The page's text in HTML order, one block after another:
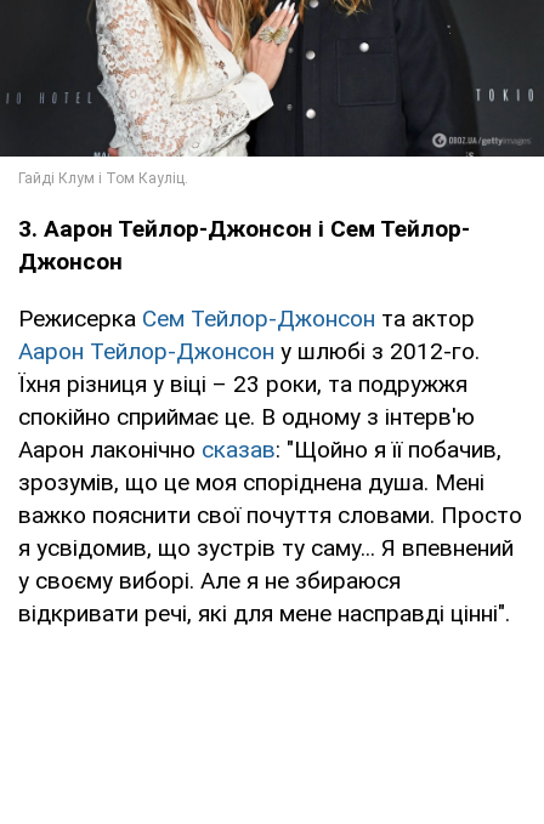
3. Аарон Тейлор-Джонсон і Сем Тейлор-
Джонсон
Режисерка Сем Тейлор-Джонсон та актор
Аарон Тейлор-Джонсон у шлюбі з 2012-го.
Їхня різниця у віці – 23 роки, та подружжя
спокійно сприймає це. В одному з інтерв'ю
Аарон лаконічно сказав: "Щойно я її побачив,
зрозумів, що це моя споріднена душа. Мені
важко пояснити свої почуття словами. Просто
я усвідомив, що зустрів ту саму... Я впевнений
у своєму виборі. Але я не збираюся
відкривати речі, які для мене насправді цінні".